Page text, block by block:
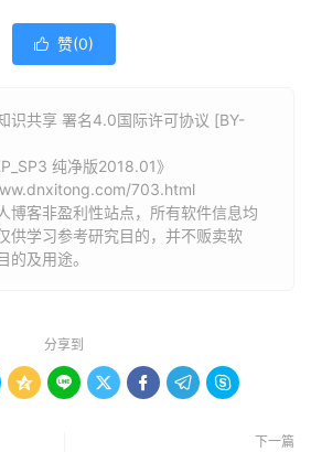
 赞(0)
识共享 署名4.0国际许可协议 [BY-
纯净版2018.01》
703.html
博客非盈利性站点，所有软件信息均
供学习参考研究目的，并不贩卖软
的及用途。
分享到
     
下一篇